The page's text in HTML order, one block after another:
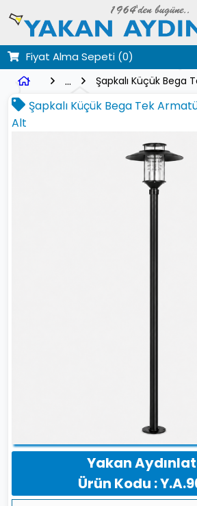
Fiyat Alma Sepeti (0)
...
Şapkalı Küçük Bega Tek
Alt
Yakan
Ürün Kodu :